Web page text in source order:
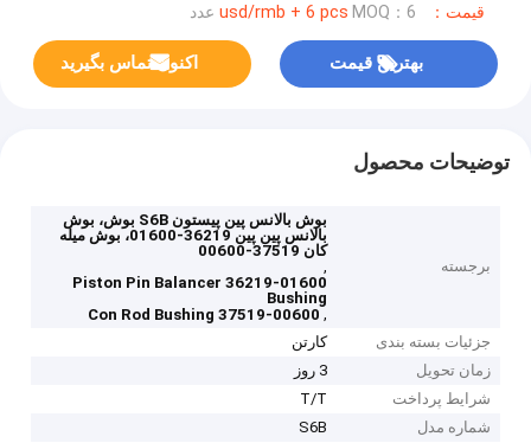
قیمت：usd/rmb + 6 pcs MOQ：6 عدد
بهترین قیمت اکنون تماس بگیرید
توضیحات محصول
برجسته
بوش بالانس پین پیستون S6B بوش، بوش
بالانس پین پین 36219-01600، بوش میله
کان 37519-00600
,
36219-01600 Piston Pin Balancer
Bushing
,
37519-00600 Con Rod Bushing
جزئیات بسته بندی
کارتن
زمان تحویل
3 روز
شرایط پرداخت
T/T
شماره مدل
S6B